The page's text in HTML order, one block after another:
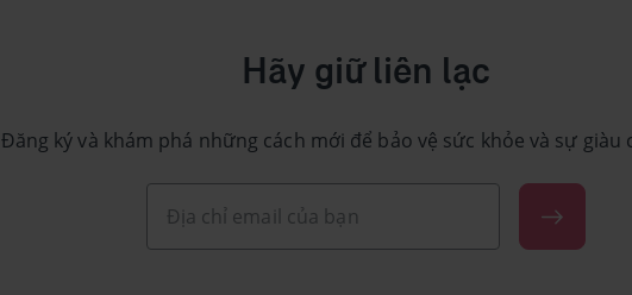
Hãy giữ liên lạc
Đăng ký và khám phá những cách mới để bảo vệ sức khỏe và sự giàu